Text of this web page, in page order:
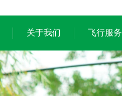
关于我们 飞行服务